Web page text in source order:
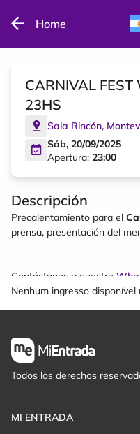
Home
CARNIVAL
23HS
Sala Rincón,
Sáb, 20/09/2025
Apertura: 23:00
Descripción
Precalentamiento para el
prensa, presentación del
Contáctanos a nuestro
Nenhum ingresso disponível
Todos los derechos
MI ENTRADA